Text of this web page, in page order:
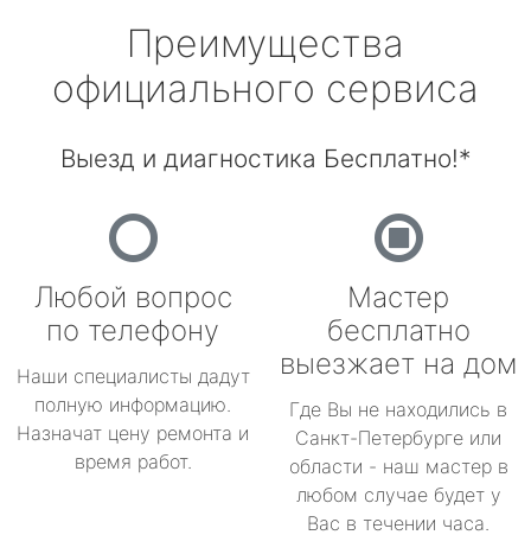
Преимущества
официального сервиса
Выезд и диагностика Бесплатно!*
Любой вопрос
по телефону
Наши специалисты дадут
полную информацию.
Назначат цену ремонта и
время работ.
Мастер
бесплатно
выезжает на дом
Где Вы не находились в
Санкт-Петербурге или
области - наш мастер в
любом случае будет у
Вас в течении часа.